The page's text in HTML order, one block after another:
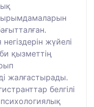
жүйелі
қызметтің
жалғастырады.
белгілі